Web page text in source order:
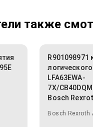
также
R901098971
LFA63EWA-
7X/
Bosch
Bosch Rexroth